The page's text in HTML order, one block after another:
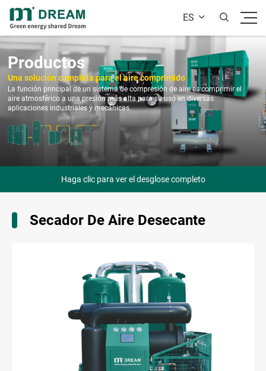
ES  
Productos
Una solución completa para el aire comprimido
La función principal de un sistema de compresión de aire es comprimir el
aire atmosférico a una presión más alta para su uso en diversas
aplicaciones industriales y mecánicas.
Haga clic para ver el desglose completo
Secador De Aire Desecante